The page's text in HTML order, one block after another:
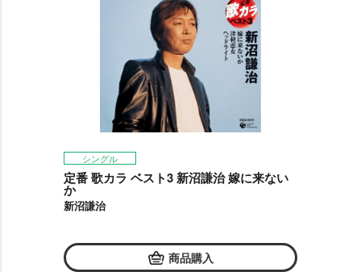
シングル
定番 歌カラ ベスト3 新沼謙治 嫁に来ない
か
新沼謙治
商品購入